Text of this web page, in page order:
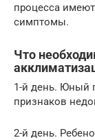
процесса
симптомы.
Что
1-й день. Юный
признаков
2-й день.